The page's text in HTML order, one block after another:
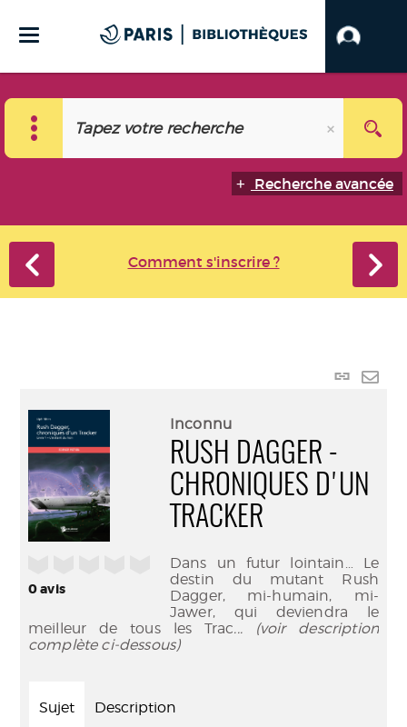
Recherche avancée
Comment s'inscrire ?
Lien
0avis
Inconnu
RUSH DAGGER -
CHRONIQUES D'UN
TRACKER
Dans un futur lointain… Le
destin du mutant Rush
Dagger, mi-humain, mi-
Jawer, qui deviendra le
meilleur de tous les Trac... (voir description
complète ci-dessous)
Sujet Description